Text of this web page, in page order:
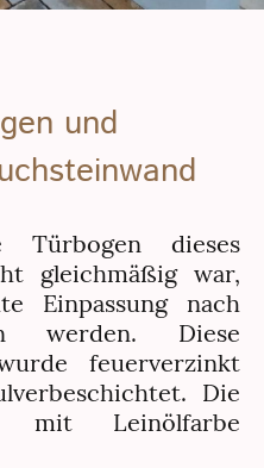
und
Türbogen dieses
gleichmäßig war,
Einpassung nach
werden. Diese
feuerverzinkt
Die
mit Leinölfarbe